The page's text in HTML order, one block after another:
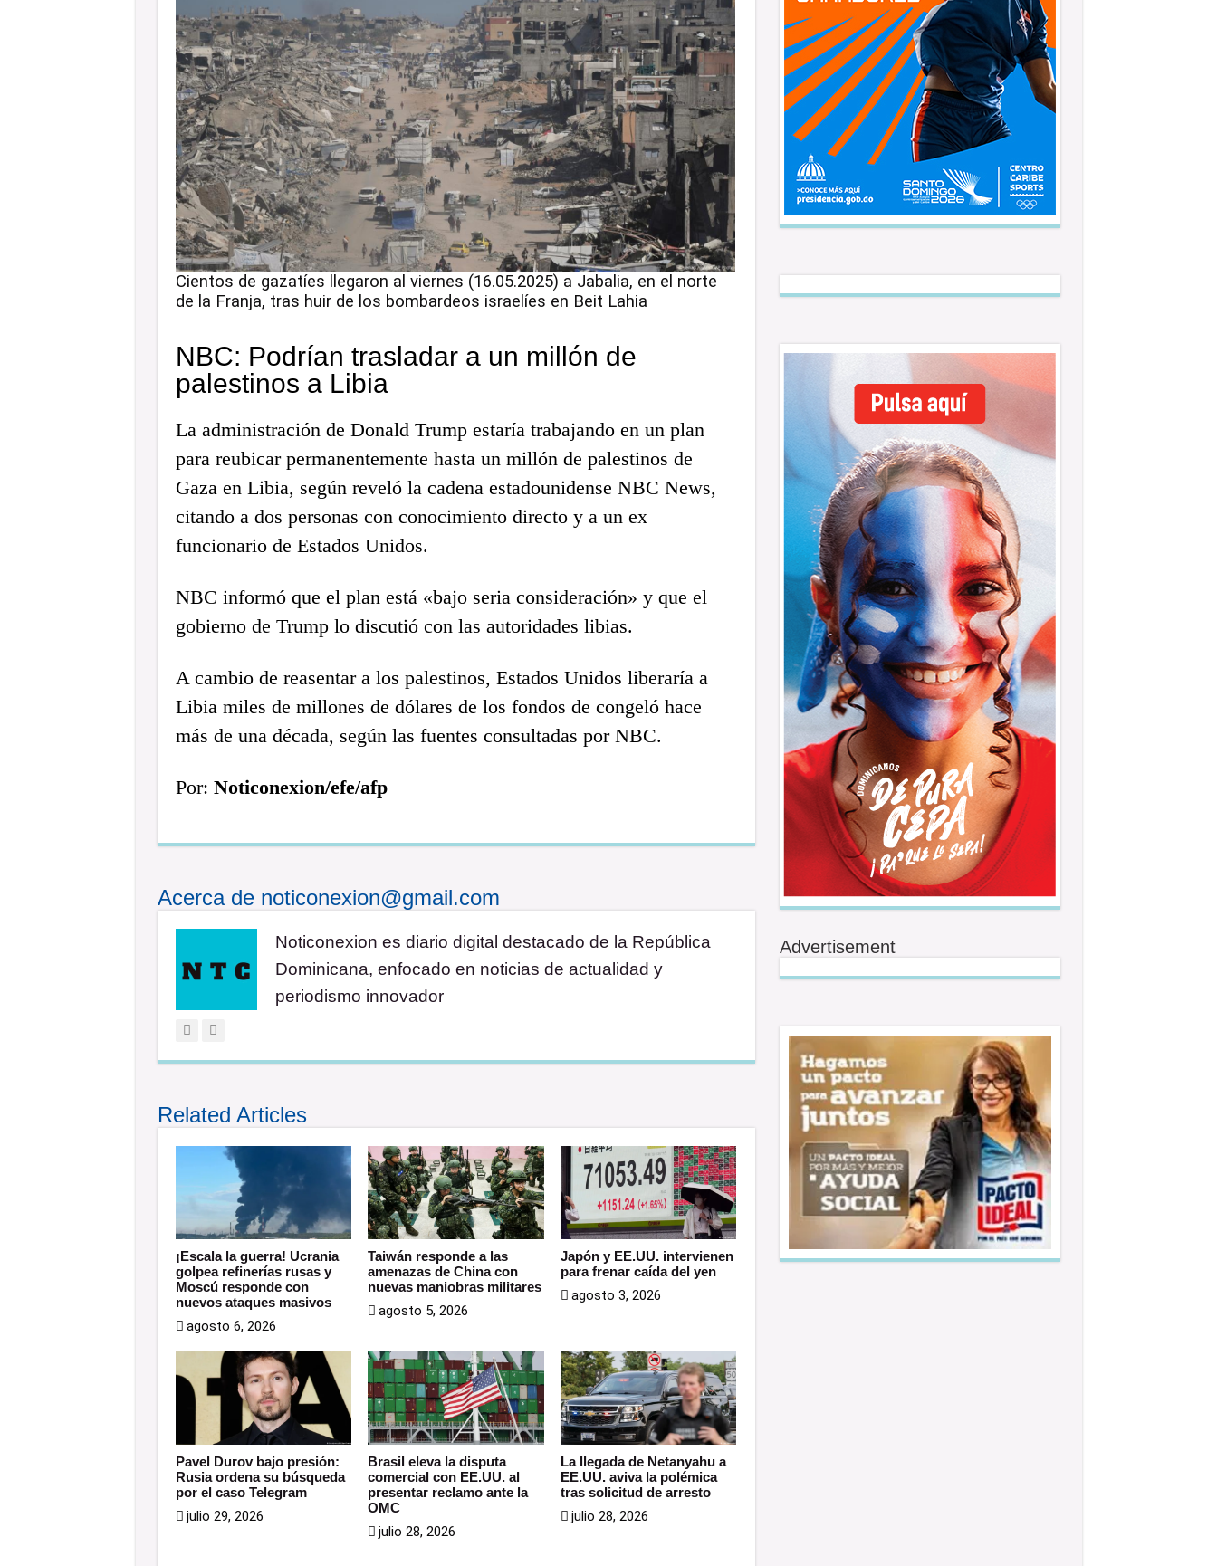
Cientos de gazatíes llegaron al viernes (16.05.2025) a Jabalia, en el norte
de la Franja, tras huir de los bombardeos israelíes en Beit Lahia
NBC: Podrían trasladar a un millón de
palestinos a Libia
La administración de Donald Trump estaría trabajando en un plan
para reubicar permanentemente hasta un millón de palestinos de
Gaza en Libia, según reveló la cadena estadounidense NBC News,
citando a dos personas con conocimiento directo y a un ex
funcionario de Estados Unidos.
NBC informó que el plan está «bajo seria consideración» y que el
gobierno de Trump lo discutió con las autoridades libias.
A cambio de reasentar a los palestinos, Estados Unidos liberaría a
Libia miles de millones de dólares de los fondos de congeló hace
más de una década, según las fuentes consultadas por NBC.
Por: Noticonexion/efe/afp
Acerca de noticonexion@gmail.com
Noticonexion es diario digital destacado de la República
Dominicana, enfocado en noticias de actualidad y
periodismo innovador
Related Articles
¡Escala la guerra! Ucrania
golpea refinerías rusas y
Moscú responde con
nuevos ataques masivos
agosto 6, 2026
Taiwán responde a las
amenazas de China con
nuevas maniobras militares
agosto 5, 2026
Japón y EE.UU. intervienen
para frenar caída del yen
agosto 3, 2026
Pavel Durov bajo presión:
Rusia ordena su búsqueda
por el caso Telegram
julio 29, 2026
Brasil eleva la disputa
comercial con EE.UU. al
presentar reclamo ante la
OMC
julio 28, 2026
La llegada de Netanyahu a
EE.UU. aviva la polémica
tras solicitud de arresto
julio 28, 2026
Advertisement